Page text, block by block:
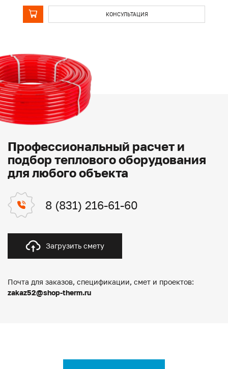
КОНСУЛЬТАЦИЯ
Профессиональный расчет и
подбор теплового оборудования
для любого объекта
8 (831) 216-61-60
Загрузить смету
Почта для заказов, спецификации, смет и проектов:
zakaz52@shop-therm.ru